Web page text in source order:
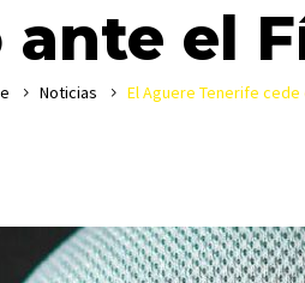
el
Noticias El Aguere Tenerife